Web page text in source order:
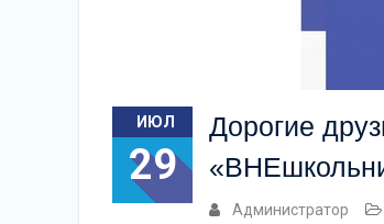
ИЮЛ
29
Дорогие
Администратор